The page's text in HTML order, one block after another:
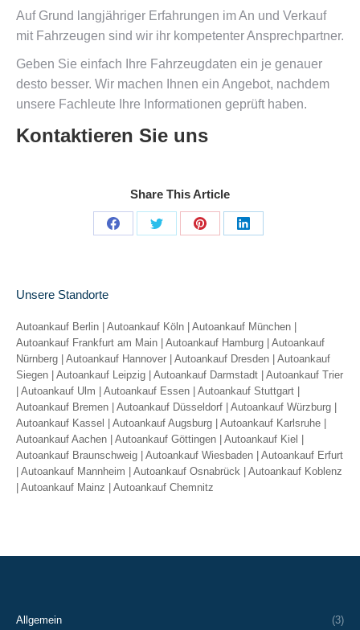
Auf Grund langjähriger Erfahrungen im An und Verkauf
mit Fahrzeugen sind wir ihr kompetenter Ansprechpartner.
Geben Sie einfach Ihre Fahrzeugdaten ein je genauer
desto besser. Wir machen Ihnen ein Angebot, nachdem
unsere Fachleute Ihre Informationen geprüft haben.
Kontaktieren Sie uns
Share This Article
Share
Share
Share
Share
Unsere Standorte
Autoankauf Berlin Autoankauf Köln Autoankauf München
Autoankauf Frankfurt am Main
Autoankauf Hamburg
Autoankauf
Nürnberg
Autoankauf Hannover Autoankauf Dresden
Autoankauf
Siegen
Autoankauf Leipzig Autoankauf Darmstadt
Autoankauf Trier
Autoankauf Ulm Autoankauf Essen Autoankauf Stuttgart
Autoankauf Bremen
Autoankauf Düsseldorf Autoankauf Würzburg
Autoankauf Kassel
Autoankauf Augsburg Autoankauf Karlsruhe
Autoankauf Aachen
Autoankauf Göttingen Autoankauf Kiel
Autoankauf Braunschweig
Autoankauf Wiesbaden
Autoankauf Erfurt
Autoankauf Mannheim Autoankauf Osnabrück
Autoankauf Koblenz
Autoankauf Mainz Autoankauf Chemnitz
Allgemein
(3)